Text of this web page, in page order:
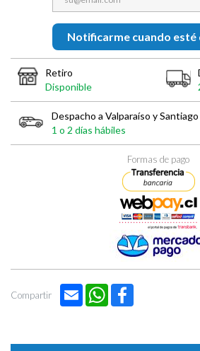
Notificarme cuando
Retiro
Disponible
Despacho a Valparaíso y Santiago
1 o 2 días hábiles
Formas de pago
Compartir Email WhatsApp